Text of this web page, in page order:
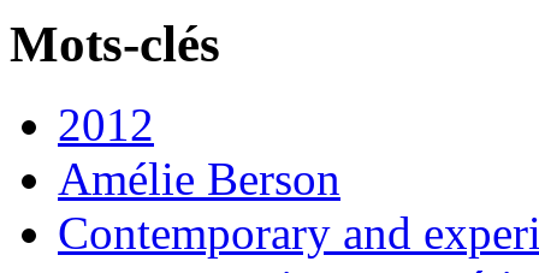
Mots-clés
2012
Amélie Berson
Contemporary and